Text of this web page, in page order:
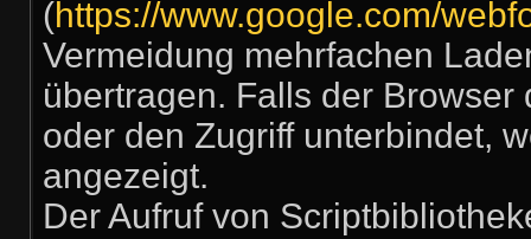
(https://www.google.com/
Vermeidung mehrfachen
übertragen. Falls der
oder den Zugriff unterbindet,
angezeigt.
Der Aufruf von